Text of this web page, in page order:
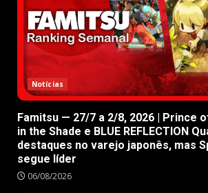
Notícias
Famitsu — 27/7 a 2/8, 2026 | Prince
in the Shade e BLUE REFLECTION
destaques no varejo japonês, mas
segue líder
06/08/2026